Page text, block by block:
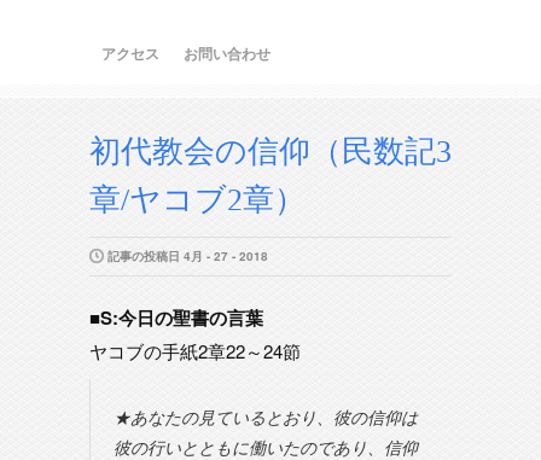
アクセス お問い合わせ
初代教会の信仰（民数記3
章/ヤコブ2章）
記事の投稿日 4月 - 27 - 2018
■S:今日の聖書の言葉
ヤコブの手紙2章22～24節
★あなたの見ているとおり、彼の信仰は
彼の行いとともに働いたのであり、信仰